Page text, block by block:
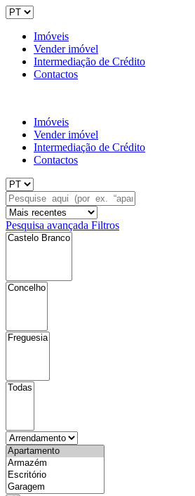
Imóveis
Vender imóvel
Intermediação de Crédito
Contactos
Imóveis
Vender imóvel
Intermediação de Crédito
Contactos
Pesquisa avançada Filtros